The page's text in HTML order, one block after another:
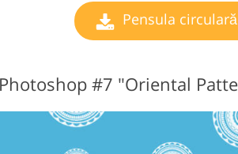
Pensula circulară